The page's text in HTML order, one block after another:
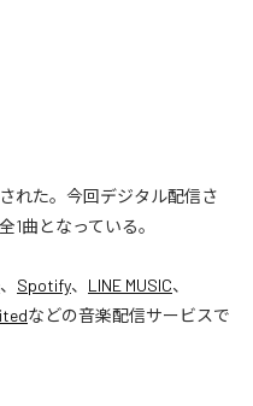
れた。今回デジタル配信さ
1曲となっている。
、 Spotify、 LINE MUSIC、
などの音楽配信サービスで